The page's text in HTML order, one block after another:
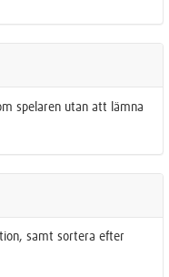
spelaren utan att lämna
samt sortera efter